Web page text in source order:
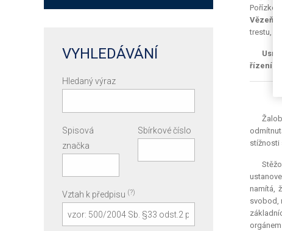
trestu, o
řízení.
stížnosti
namítá,
svobod,
VYHLEDÁVÁNÍ
Hledaný výraz
Spisová
značka
Sbírkové číslo
Vztah k předpisu (?)